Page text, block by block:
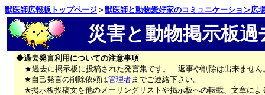
獣医師広報板トップページ ＞ 獣医師と動物愛好家のコミュニケーション広
災害と動物掲示板過
◆過去発言利用についての注意事項
★過去に掲示板に投稿された発言集です。 返事や削除は出来ません
★自己発言の削除依頼は管理者までご連絡下さい。
★掲示板投稿文を他のメーリングリストや掲示板への転載、文章によ